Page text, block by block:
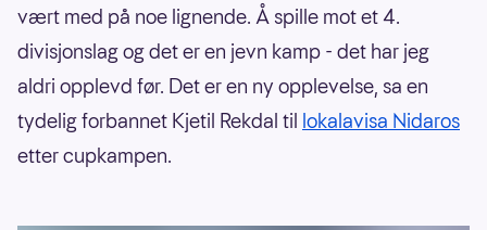
vært med på noe lignende. Å spille mot et 4.
divisjonslag og det er en jevn kamp - det har jeg
aldri opplevd før. Det er en ny opplevelse, sa en
tydelig forbannet Kjetil Rekdal til lokalavisa Nidaros
etter cupkampen.